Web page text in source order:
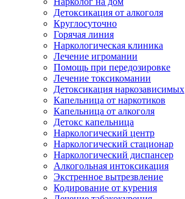
Детоксикация от алкоголя
Круглосуточно
Горячая линия
Наркологическая клиника
Лечение игромании
Помощь при передозировке
Лечение токсикомании
Детоксикация наркозависимых
Капельница от наркотиков
Капельница от алкоголя
Детокс капельница
Наркологический центр
Наркологический стационар
Наркологический диспансер
Алкогольная интоксикация
Экстренное вытрезвление
Кодирование от курения